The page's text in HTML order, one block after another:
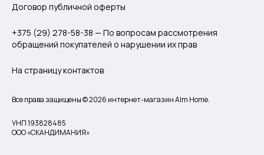
Договор публичной оферты
+375 (29) 278-58-38 — По вопросам рассмотрения
обращений покупателей о нарушении их прав
На страницу контактов
Все права защищены © 2026 интернет-магазин Alm Home.
УНП 193828485
ООО «СКАНДИМАНИЯ»